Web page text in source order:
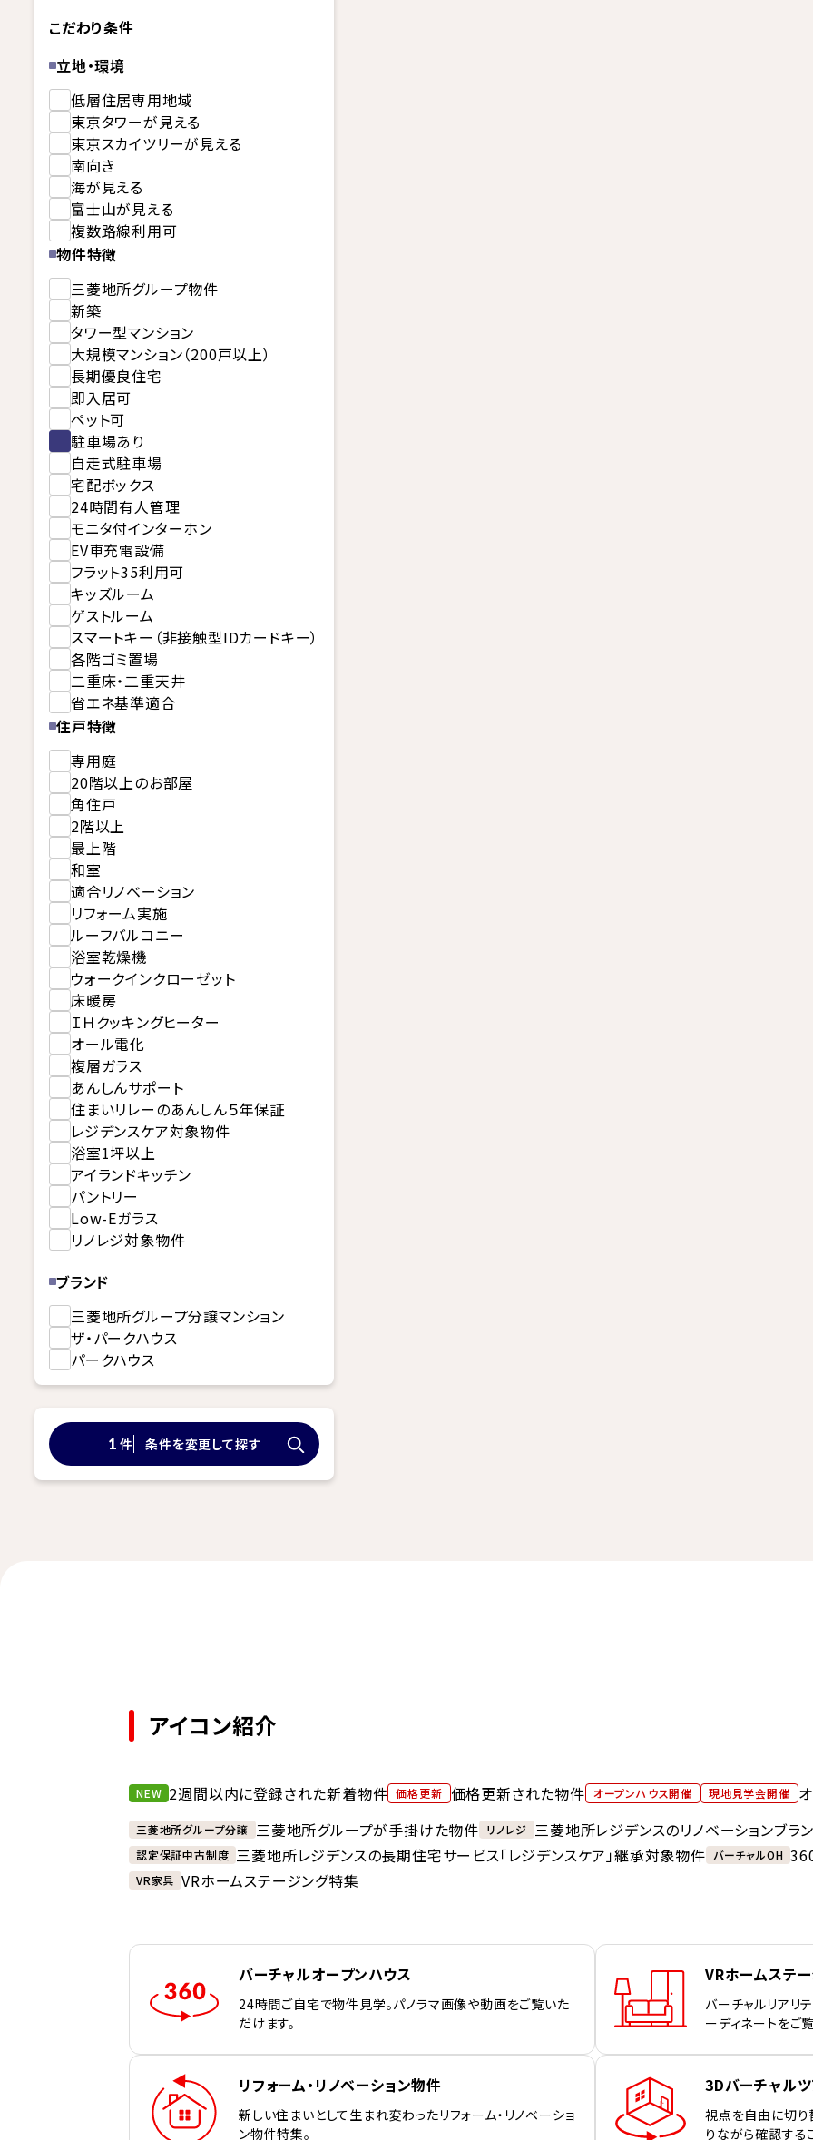
こだわり条件
立地・環境
低層住居専用地域
東京タワーが見える
東京スカイツリーが見える
南向き
海が見える
富士山が見える
複数路線利用可
物件特徴
三菱地所グループ物件
新築
タワー型マンション
大規模マンション（200戸以上）
長期優良住宅
即入居可
ペット可
駐車場あり
自走式駐車場
宅配ボックス
24時間有人管理
モニタ付インターホン
EV車充電設備
フラット35利用可
キッズルーム
ゲストルーム
スマートキー（非接触型IDカードキー）
各階ゴミ置場
二重床・二重天井
省エネ基準適合
住戸特徴
専用庭
20階以上のお部屋
角住戸
2階以上
最上階
和室
適合リノベーション
リフォーム実施
ルーフバルコニー
浴室乾燥機
ウォークインクローゼット
床暖房
ＩＨクッキングヒーター
オール電化
複層ガラス
あんしんサポート
住まいリレーのあんしん５年保証
レジデンスケア対象物件
浴室1坪以上
アイランドキッチン
パントリー
Low-Eガラス
リノレジ対象物件
ブランド
三菱地所グループ分譲マンション
ザ・パークハウス
パークハウス
1 件 条件を変更して探す
アイコン紹介
NEW 2週間以内に登録された新着物件 価格更新 価格更新された物件 オープンハウス開催 現地見学会開催
三菱地所グループ分譲 三菱地所グループが手掛けた物件 リノレジ 三菱地所レジデンスのリノベーションブラ
認定保証中古制度 三菱地所レジデンスの長期住宅サービス「レジデンスケア」継承対象物件 バーチャルOH
VR家具 VRホームステージング特集
バーチャルオープンハウス
24時間ご自宅で物件見学。パノラマ画像や動画をご覧いた
だけます。
VRホームステ
バーチャルリアリ
ーディネートをご
リフォーム・リノベーション物件
新しい住まいとして生まれ変わったリフォーム・リノベーショ
ン物件特集。
3Dバーチャル
視点を自由に切り
りながら確認する